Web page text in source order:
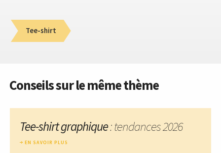
Tee-shirt
Conseils sur le même thème
Tee-shirt graphique: tendances 2026
EN SAVOIR PLUS